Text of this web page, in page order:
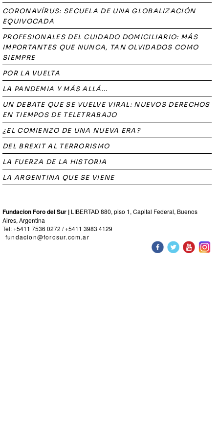
CORONAVÍRUS: SECUELA DE UNA GLOBALIZACIÓN
EQUIVOCADA
PROFESIONALES DEL CUIDADO DOMICILIARIO: MÁS
IMPORTANTES QUE NUNCA, TAN OLVIDADOS COMO
SIEMPRE
POR LA VUELTA
LA PANDEMIA Y MÁS ALLÁ...
UN DEBATE QUE SE VUELVE VIRAL: NUEVOS DERECHOS
EN TIEMPOS DE TELETRABAJO
¿EL COMIENZO DE UNA NUEVA ERA?
DEL BREXIT AL TERRORISMO
LA FUERZA DE LA HISTORIA
LA ARGENTINA QUE SE VIENE
Fundacion Foro del Sur | LIBERTAD 880, piso 1, Capital Federal, Buenos
Aires, Argentina
Tel: +5411 7536 0272 / +5411 3983 4129
fundacion@forosur.com.ar